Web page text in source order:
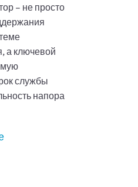
– не просто
а ключевой
службы
напора